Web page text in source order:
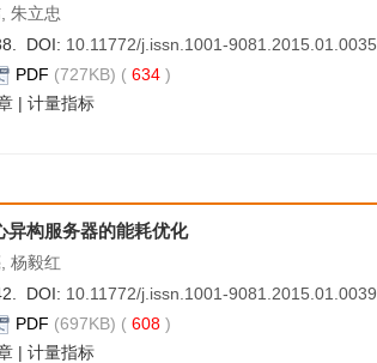
朱立忠
DOI: 10.11772/j.issn.1001-9081.2015.01.0035
PDF (727KB) ( 634 )
| 计量指标
异构服务器的能耗优化
杨毅红
DOI: 10.11772/j.issn.1001-9081.2015.01.0039
PDF (697KB) ( 608 )
| 计量指标